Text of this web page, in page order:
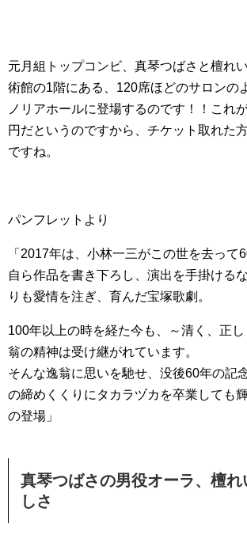
元月組トップコンビ、真琴つばさと檀れ
術館の1階にある、120席ほどのサロンの
ノリアホールに登場するのです！！これ
円だというのですから、チケット取れた
ですね。
パンフレットより
「2017年は、小林一三がこの世を去って
自ら作品を書き下ろし、演出を手掛ける
りも愛情を注ぎ、育んだ宝塚歌劇。
100年以上の時を経た今も、～清く、正
翁の精神は受け継がれています。
そんな逸翁に思いを馳せ、没後60年の記
の締めくくりにタカラヅカを卒業しても
の登場」
真琴つばさの男役オーラ、檀れ
しさ